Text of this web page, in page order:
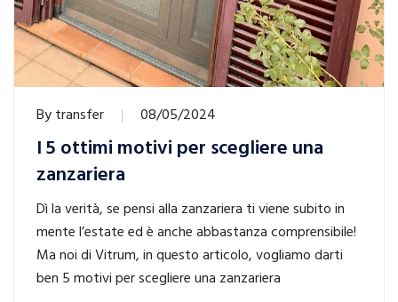
Bytransfer 08/05/2024
I 5 ottimi motivi per scegliere una
zanzariera
Dì la verità, se pensi alla zanzariera ti viene subito in
mente l’estate ed è anche abbastanza comprensibile!
Ma noi di Vitrum, in questo articolo, vogliamo darti
ben 5 motivi per scegliere una zanzariera